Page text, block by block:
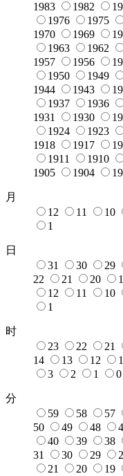
1983
1982
1976
1975
1970
1969
1963
1962
1957
1956
1950
1949
1944
1943
1937
1936
1931
1930
1924
1923
1918
1917
1911
1910
1905
1904
月
12
11 10
1
日
31
30 29
22
21 20
12
11 10
1
时
23
22 21
14
13 12
3
2 1 0
分
59
58 57
50
49 48
40
39 38
31
30 29
21
20 19